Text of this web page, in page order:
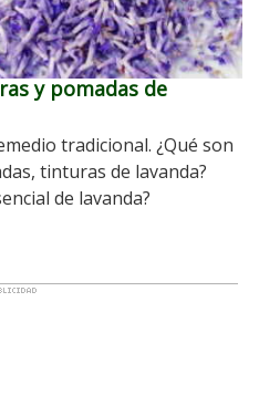
y pomadas de
tradicional. ¿Qué son
tinturas de lavanda?
de lavanda?